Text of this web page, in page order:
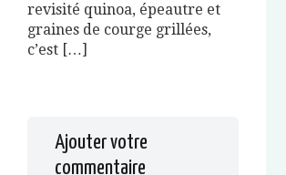
revisité quinoa, épeautre et
graines de courge grillées,
c’est […]
Ajouter votre
commentaire